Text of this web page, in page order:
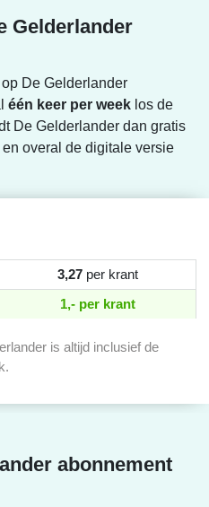
Gelderlander
De Gelderlander
één keer per week los de
De Gelderlander dan gratis
overal de digitale versie
3,27 per krant
1,- per krant
is altijd inclusief de
abonnement